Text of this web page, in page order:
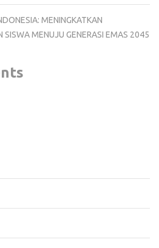
MENINGKATKAN
SISWA MENUJU GENERASI EMAS 2045